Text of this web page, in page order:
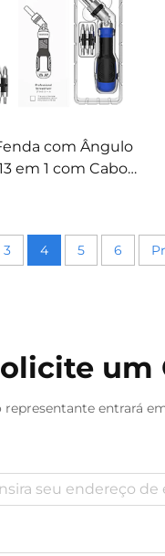
com Ângulo
em 1 com Cabo
3 4 5 6
um
representante entrará